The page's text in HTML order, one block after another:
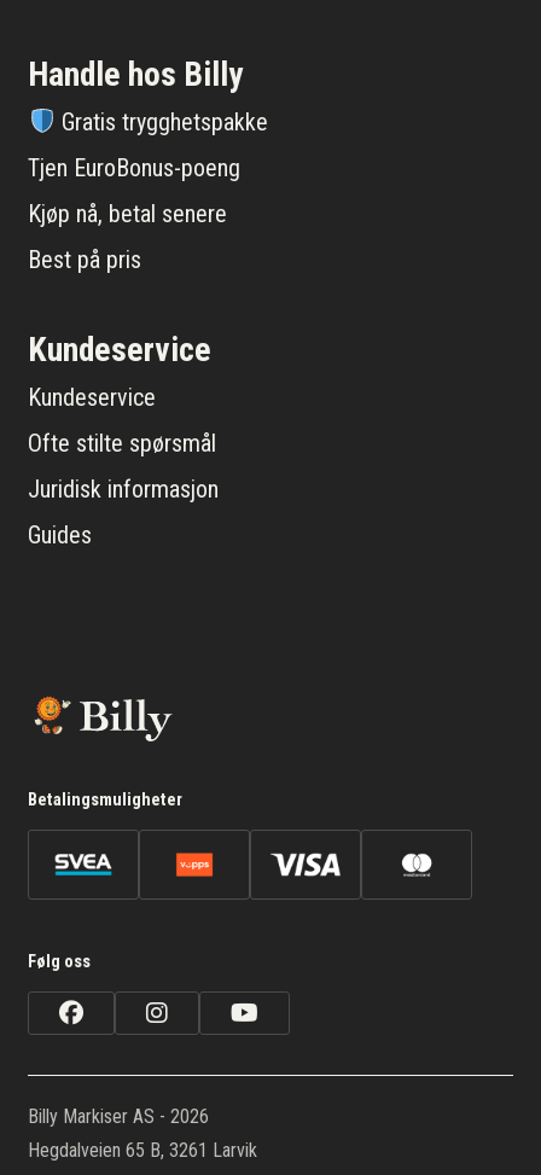
Handle hos Billy
Gratis trygghetspakke
Tjen EuroBonus-poeng
Kjøp nå, betal senere
Best på pris
Kundeservice
Kundeservice
Ofte stilte spørsmål
Juridisk informasjon
Guides
Betalingsmuligheter
Følg oss
Billy Markiser AS - 2026
Hegdalveien 65 B, 3261 Larvik